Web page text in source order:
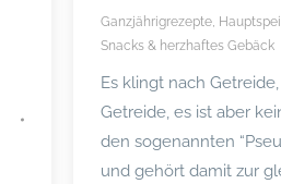
Ganzjährigrezepte,
Snacks & herzhaftes Gebäck
Es klingt nach
Getreide, es ist aber
den sogenannten
und gehört damit zur